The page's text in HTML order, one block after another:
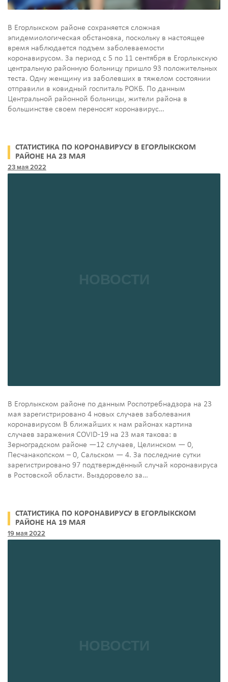
В Егорлыкском районе сохраняется сложная
эпидемиологическая обстановка, поскольку в настоящее
время наблюдается подъем заболеваемости
коронавирусом. За период с 5 по 11 сентября в Егорлыкскую
центральную районную больницу пришло 93 положительных
теста. Одну женщину из заболевших в тяжелом состоянии
отправили в ковидный госпиталь РОКБ. По данным
Центральной районной больницы, жители района в
большинстве своем переносят коронавирус…
СТАТИСТИКА ПО КОРОНАВИРУСУ В ЕГОРЛЫКСКОМ
РАЙОНЕ НА 23 МАЯ
23 мая 2022
В Егорлыкском районе по данным Роспотребнадзора на 23
мая зарегистрировано 4 новых случаев заболевания
коронавирусом В ближайших к нам районах картина
случаев заражения COVID-19 на 23 мая такова: в
Зерноградском районе —12 случаев, Целинском — 0,
Песчанакопском – 0, Сальском — 4. За последние сутки
зарегистрировано 97 подтверждённый случай коронавируса
в Ростовской области. Выздоровело за…
СТАТИСТИКА ПО КОРОНАВИРУСУ В ЕГОРЛЫКСКОМ
РАЙОНЕ НА 19 МАЯ
19 мая 2022